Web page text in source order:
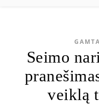
Seimo
veiklą